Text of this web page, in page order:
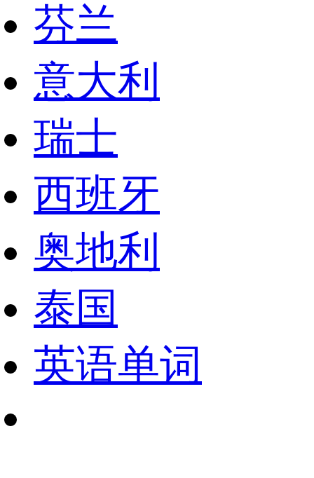
芬兰
意大利
瑞士
西班牙
奥地利
泰国
英语单词